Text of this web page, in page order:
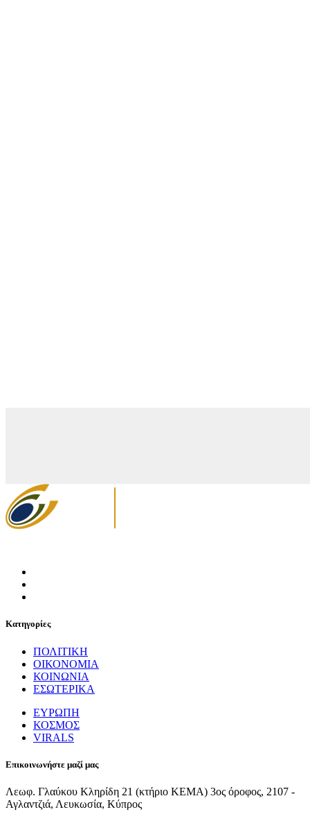
Κατηγορίες
ΠΟΛΙΤΙΚΗ
ΟΙΚΟΝΟΜΙΑ
ΚΟΙΝΩΝΙΑ
ΕΣΩΤΕΡΙΚΑ
ΕΥΡΩΠΗ
ΚΟΣΜΟΣ
VIRALS
Επικοινωνήστε μαζί μας
Λεωφ. Γλαύκου Κληρίδη 21 (κτήριο ΚΕΜΑ) 3ος όροφος, 2107 -
Αγλαντζιά, Λευκωσία, Κύπρος